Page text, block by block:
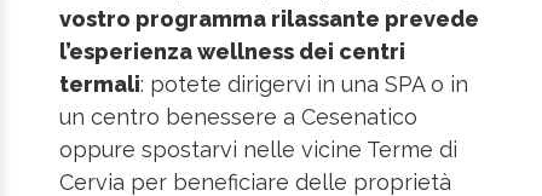
vostro programma rilassante prevede
l’esperienza wellness dei centri
termali: potete dirigervi in una SPA o in
un centro benessere a Cesenatico
oppure spostarvi nelle vicine Terme di
Cervia per beneficiare delle proprietà